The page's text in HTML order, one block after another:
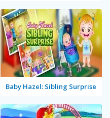
Baby Hazel: Sibling Surprise